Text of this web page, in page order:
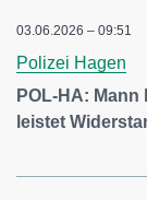
03.06.2026 – 09:51
Polizei Hagen
POL-HA:
leistet